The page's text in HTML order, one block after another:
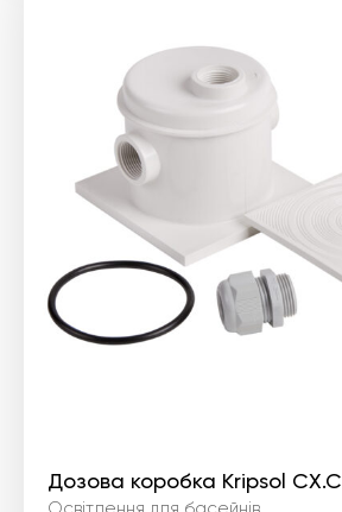
Дозова коробка Kripsol CX.C